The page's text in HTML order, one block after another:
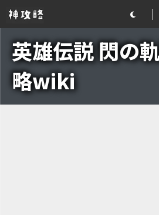
英雄伝説 閃の
略wiki